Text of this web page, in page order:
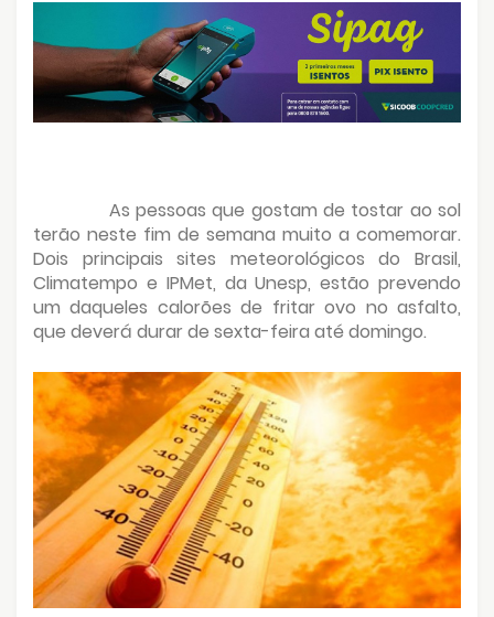
As pessoas que gostam de tostar ao sol
terão neste fim de semana muito a comemorar.
Dois principais sites meteorológicos do Brasil,
Climatempo e IPMet, da Unesp, estão prevendo
um daqueles calorões de fritar ovo no asfalto,
que deverá durar de sexta-feira até domingo.